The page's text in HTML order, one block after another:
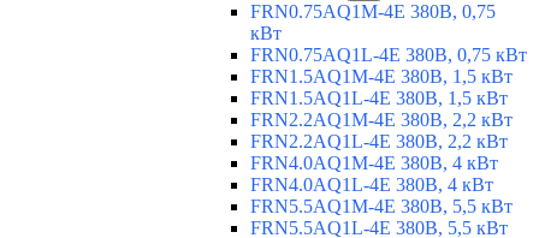
FRN0.75AQ1M-4E 380В, 0,75
кВт
FRN0.75AQ1L-4E 380В, 0,75 кВт
FRN1.5AQ1M-4E 380В, 1,5 кВт
FRN1.5AQ1L-4E 380В, 1,5 кВт
FRN2.2AQ1M-4E 380В, 2,2 кВт
FRN2.2AQ1L-4E 380В, 2,2 кВт
FRN4.0AQ1M-4E 380В, 4 кВт
FRN4.0AQ1L-4E 380В, 4 кВт
FRN5.5AQ1M-4E 380В, 5,5 кВт
FRN5.5AQ1L-4E 380В, 5,5 кВт